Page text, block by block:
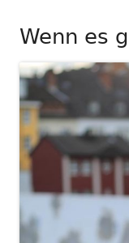
Wenn es